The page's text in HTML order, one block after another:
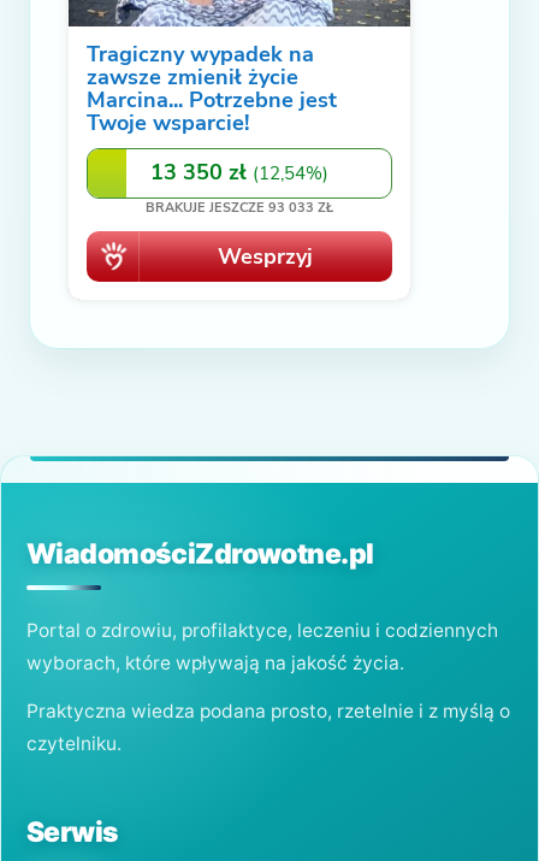
WiadomościZdrowotne.pl
Portal o zdrowiu, profilaktyce, leczeniu i codziennych
wyborach, które wpływają na jakość życia.
Praktyczna wiedza podana prosto, rzetelnie i z myślą o
czytelniku.
Serwis